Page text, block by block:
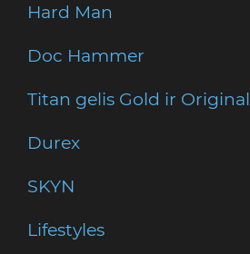
Hard Man
Doc Hammer
Titan gelis Gold ir Original
Durex
SKYN
Lifestyles